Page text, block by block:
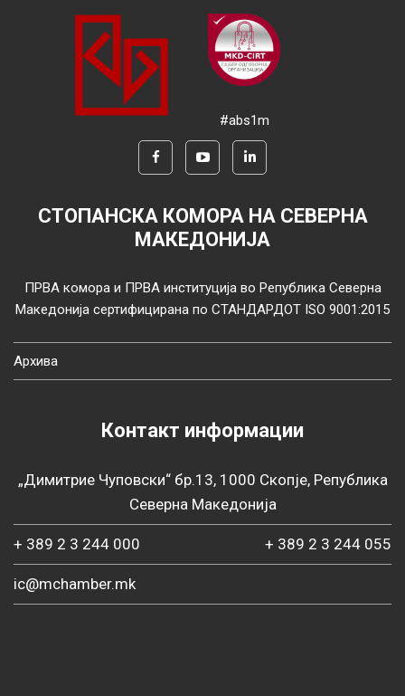
#abs1m
СТОПАНСКА КОМОРА НА СЕВЕРНА
МАКЕДОНИЈА
ПРВА комора и ПРВА институција во Република Северна
Македонија сертифицирана по СТАНДАРДОТ ISO 9001:2015
Архива
Контакт информации
„Димитрие Чуповски“ бр.13, 1000 Скопје, Република
Северна Македонија
+ 389 2 3 244 000 + 389 2 3 244 055
ic@mchamber.mk